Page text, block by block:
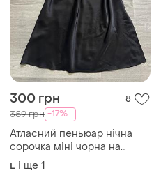
300 грн 8
359 грн -17%
Атласний пеньюар нічна
сорочка міні чорна на
бретельках домашня чорна
L і ще 1